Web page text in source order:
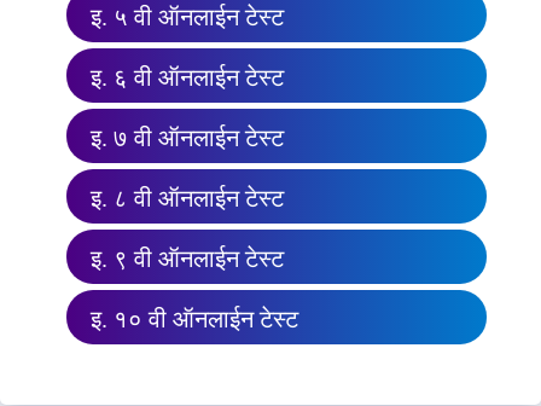
इ. ५ वी ऑनलाईन टेस्ट
इ. ६ वी ऑनलाईन टेस्ट
इ. ७ वी ऑनलाईन टेस्ट
इ. ८ वी ऑनलाईन टेस्ट
इ. ९ वी ऑनलाईन टेस्ट
इ. १० वी ऑनलाईन टेस्ट